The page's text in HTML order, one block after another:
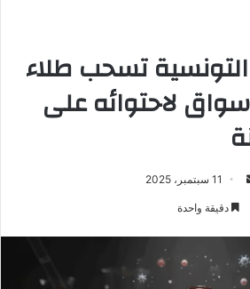
تسحب طلاء
لاحتوائه على
أرسل
بريدا
11 سبتمبر، 2025
دقيقة واحدة